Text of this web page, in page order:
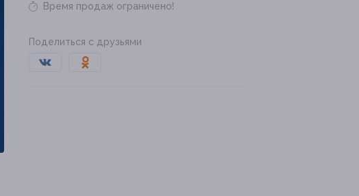
Время продаж ограничено!
Поделиться с друзьями